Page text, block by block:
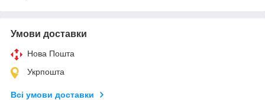
Умови доставки
Нова Пошта
Укрпошта
Всі умови доставки